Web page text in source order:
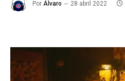
Por Álvaro 28 abril 2022